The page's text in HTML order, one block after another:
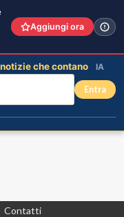
Contatti
Aggiungi ora
che contano IA
Entra